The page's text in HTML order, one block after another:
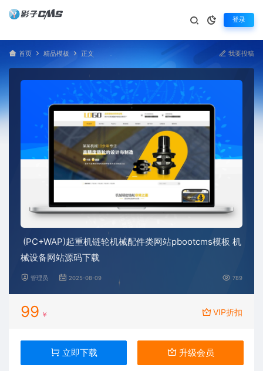
登录
首页 精品模板 正文 我要投稿
(PC+WAP)起重机链轮机械配件类网站pbootcms模板 机
械设备网站源码下载
管理员 2025-08-09 789
99 ￥ VIP折扣
立即下载 升级会员